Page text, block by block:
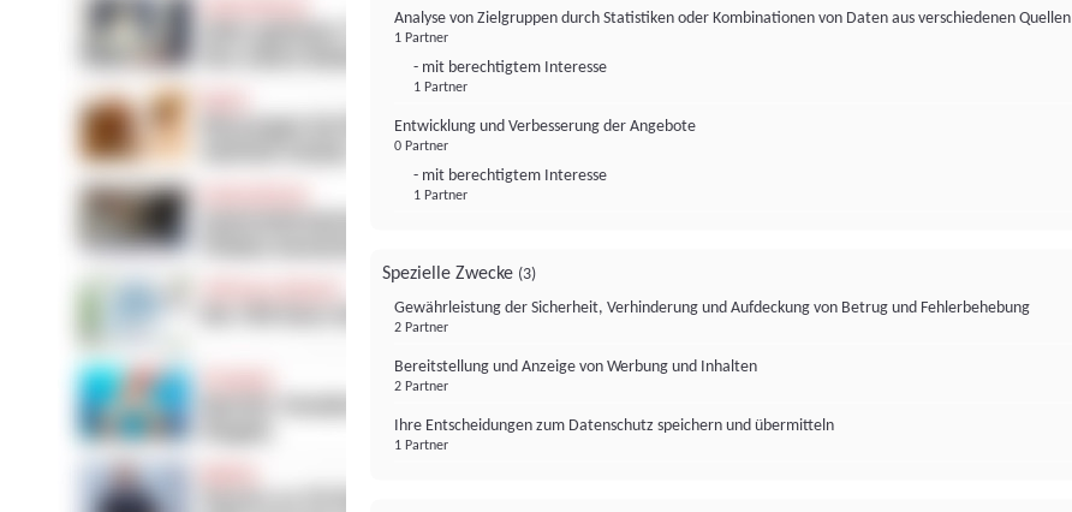
Analyse von Zielgruppen durch Statistiken oder Kombinationen von Daten aus verschiedenen Quellen
1 Partner
- mit berechtigtem Interesse
1 Partner
Entwicklung und Verbesserung der Angebote
0 Partner
- mit berechtigtem Interesse
1 Partner
Spezielle Zwecke (3)
Gewährleistung der Sicherheit, Verhinderung und Aufdeckung von Betrug und Fehlerbehebung
2 Partner
Bereitstellung und Anzeige von Werbung und Inhalten
2 Partner
Ihre Entscheidungen zum Datenschutz speichern und übermitteln
1 Partner